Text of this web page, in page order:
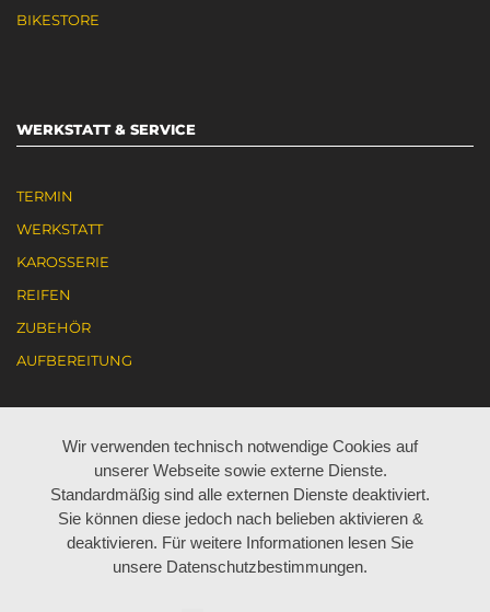
BIKESTORE
WERKSTATT & SERVICE
TERMIN
WERKSTATT
KAROSSERIE
REIFEN
ZUBEHÖR
AUFBEREITUNG
AKTUELL JOBANGEBOTE
ARBEITEN BEI BÖHM
Wir verwenden technisch notwendige Cookies auf
unserer Webseite sowie externe Dienste.
Standardmäßig sind alle externen Dienste deaktiviert.
Sie können diese jedoch nach belieben aktivieren &
deaktivieren. Für weitere Informationen lesen Sie
unsere Datenschutzbestimmungen.